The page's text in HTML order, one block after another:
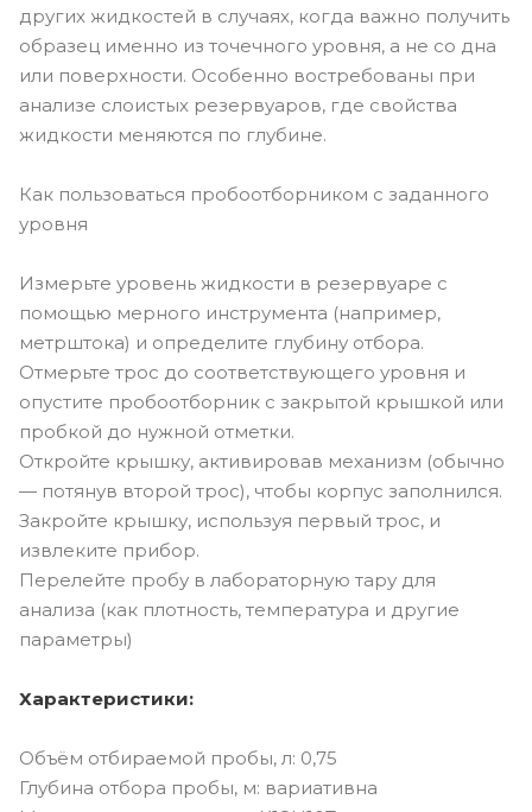
других жидкостей в случаях, когда важно получить
образец именно из точечного уровня, а не со дна
или поверхности. Особенно востребованы при
анализе слоистых резервуаров, где свойства
жидкости меняются по глубине.
Как пользоваться пробоотборником с заданного
уровня
Измерьте уровень жидкости в резервуаре с
помощью мерного инструмента (например,
метрштока) и определите глубину отбора.
Отмерьте трос до соответствующего уровня и
опустите пробоотборник с закрытой крышкой или
пробкой до нужной отметки.
Откройте крышку, активировав механизм (обычно
— потянув второй трос), чтобы корпус заполнился.
Закройте крышку, используя первый трос, и
извлеките прибор.
Перелейте пробу в лабораторную тару для
анализа (как плотность, температура и другие
параметры)
Характеристики:
Объём отбираемой пробы, л: 0,75
Глубина отбора пробы, м: вариативна